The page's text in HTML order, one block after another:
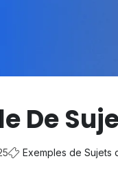
De
Exemples de Sujets